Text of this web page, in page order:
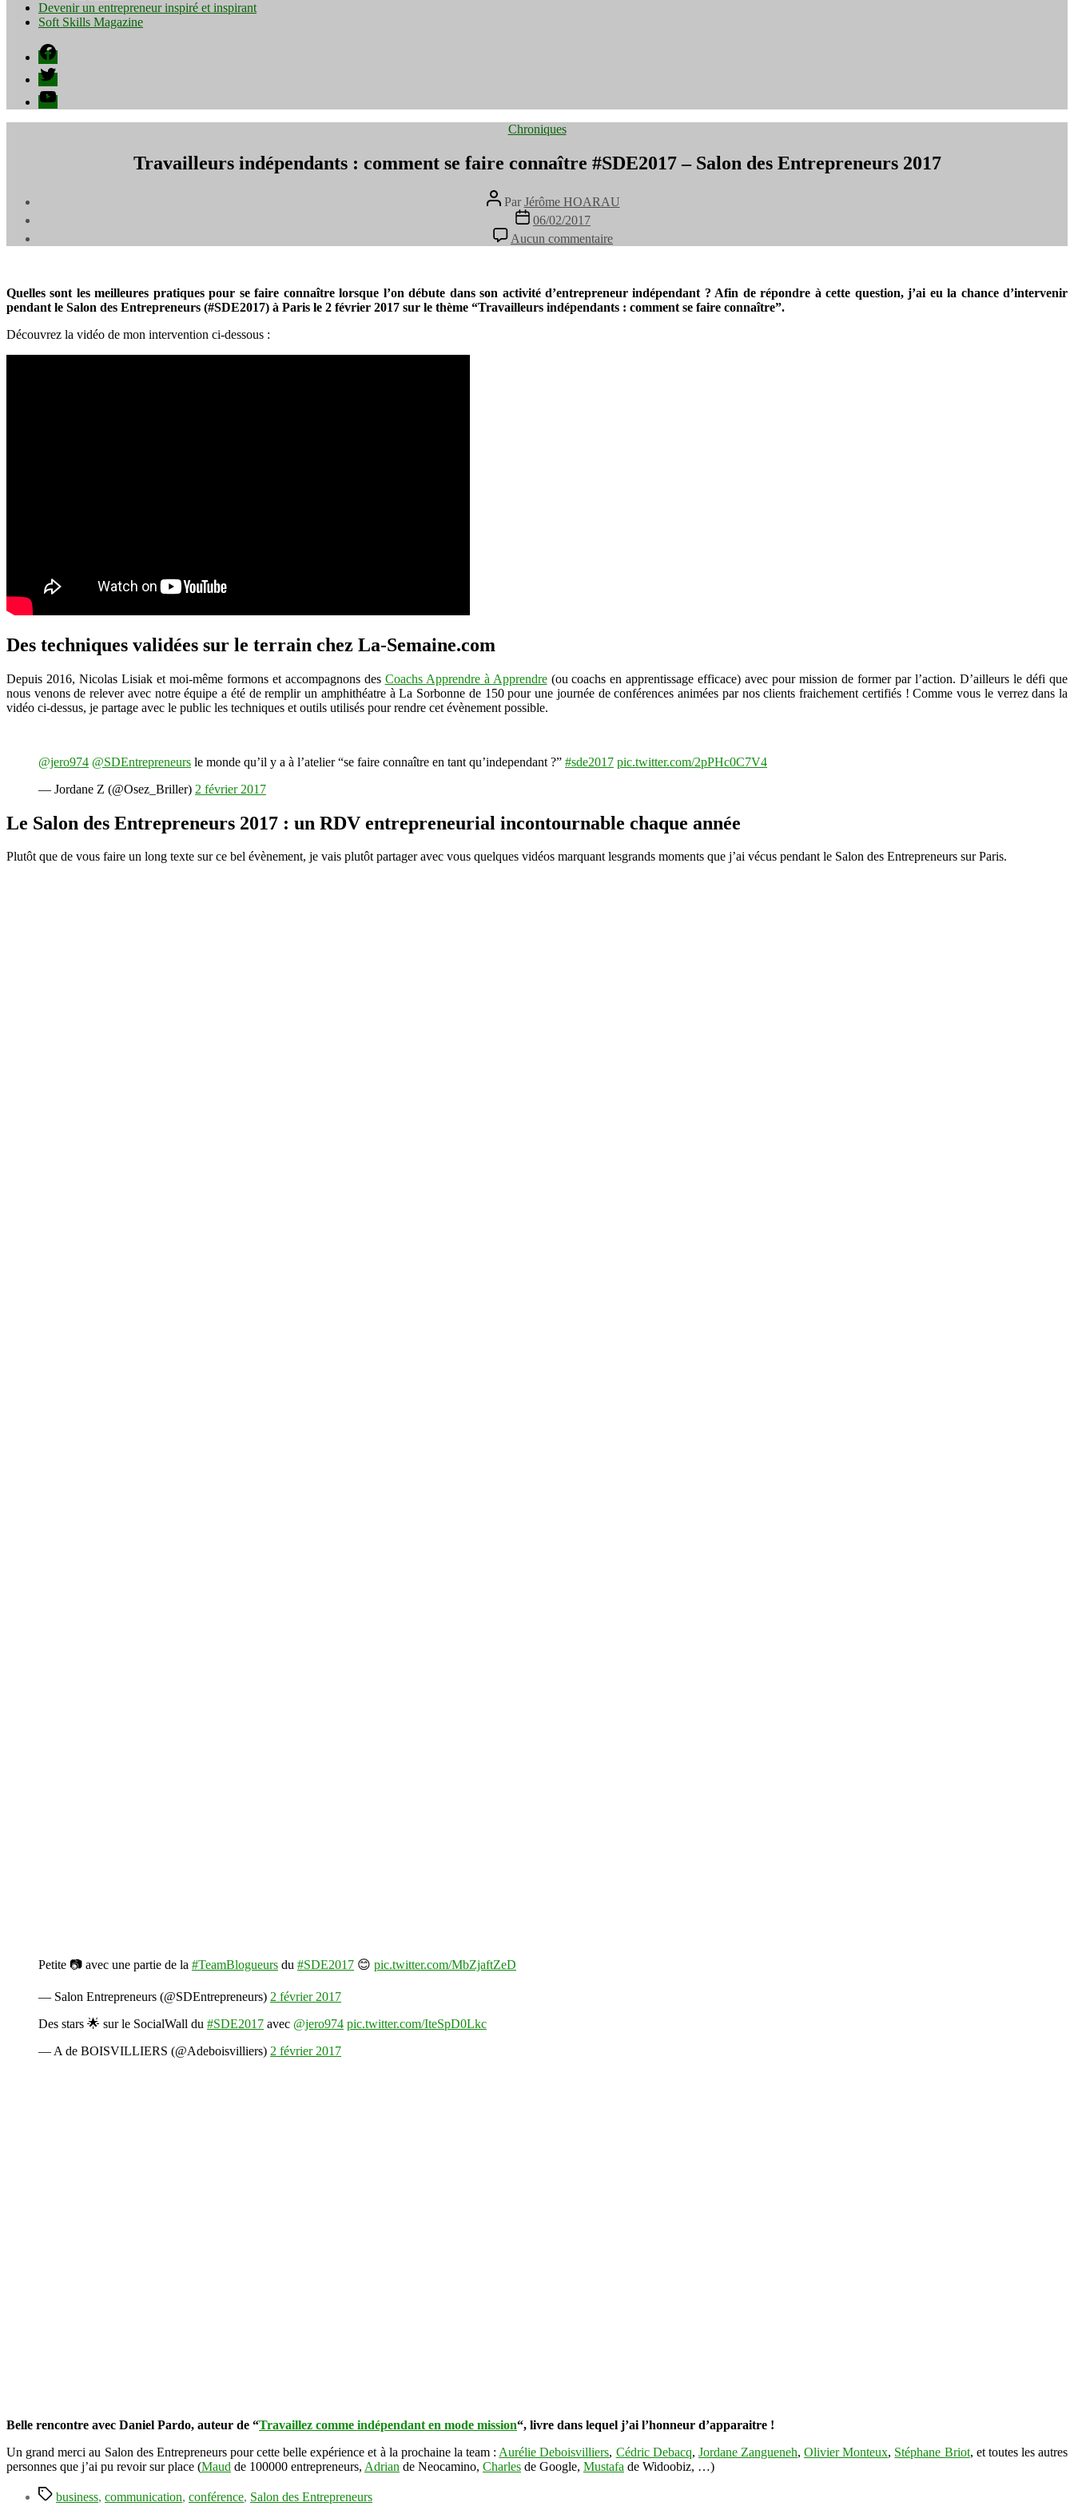
Devenir un entrepreneur inspiré et inspirant
Soft Skills Magazine
Facebook
Twitter
YouTube
Catégories
Chroniques
Travailleurs indépendants : comment se faire connaître #SDE2017 – Salon des Entrepreneurs 2017
Auteur
de
l’article
Par Jérôme HOARAU
Date
l’article
06/02/2017
Aucun commentaire
Travailleurs
comment
se
Quelles sont les meilleures pratiques pour se faire connaître lorsque l’on débute dans son activité d’entrepreneur indépendant ? Afin de répondre à cette question, j’ai eu la chance d’intervenir
pendant le Salon des Entrepreneurs (#SDE2017) à Paris le 2 février 2017 sur le thème “Travailleurs indépendants : comment se faire connaître”.
Découvrez la vidéo de mon intervention ci-dessous :
Des techniques validées sur le terrain chez La-Semaine.com
Depuis 2016, Nicolas Lisiak et moi-même formons et accompagnons des Coachs Apprendre à Apprendre(ou coachs en apprentissage efficace) avec pour mission de former par l’action. D’ailleurs le défi que
nous venons de relever avec notre équipe a été de remplir un amphithéatre à La Sorbonne de 150 pour une journée de conférences animées par nos clients fraichement certifiés ! Comme vous le verrez dans la
vidéo ci-dessus, je partage avec le public les techniques et outils utilisés pour rendre cet évènement possible.
@jero974 @SDEntrepreneurs le monde qu’il y a à l’atelier “se faire connaître en tant qu’independant ?” #sde2017 pic.twitter.com/2pPHc0C7V4
— Jordane Z (@Osez_Briller) 2 février 2017
Le Salon des Entrepreneurs 2017 : un RDV entrepreneurial incontournable chaque année
Plutôt que de vous faire un long texte sur ce bel évènement, je vais plutôt partager avec vous quelques vidéos marquant lesgrands moments que j’ai vécus pendant le Salon des Entrepreneurs sur Paris.
Petite 📷 avec une partie de la #TeamBlogueurs du #SDE2017 😊 pic.twitter.com/MbZjaftZeD
— Salon Entrepreneurs (@SDEntrepreneurs) 2 février 2017
Des stars 🌟 sur le SocialWall du #SDE2017 avec @jero974 pic.twitter.com/IteSpD0Lkc
— A de BOISVILLIERS (@Adeboisvilliers) 2 février 2017
Belle rencontre avec Daniel Pardo, auteur de “Travaillez comme indépendant en mode mission“, livre dans lequel j’ai l’honneur d’apparaitre !
Un grand merci au Salon des Entrepreneurs pour cette belle expérience et à la prochaine la team :Aurélie Deboisvilliers, Cédric Debacq, Jordane Zangueneh,Olivier Monteux, Stéphane Briot, et toutes les autres
personnes que j’ai pu revoir sur place (Maud de 100000 entrepreneurs, Adrian de Neocamino, Charles de Google, Mustafa de Widoobiz, …)
Étiquettes
business, communication, conférence, Salon des Entrepreneurs